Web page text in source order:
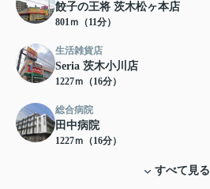
餃子の王将 茨木松ヶ本店
801ｍ（11分）
生活雑貨店
Seria 茨木小川店
1227ｍ（16分）
総合病院
田中病院
1227ｍ（16分）
すべて見る